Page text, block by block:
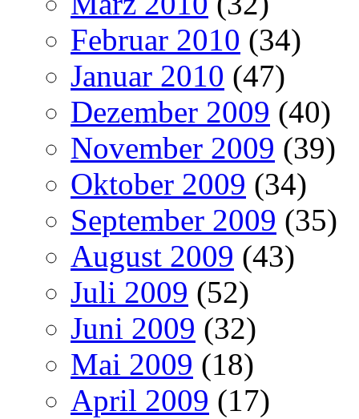
Februar 2010 (34)
Januar 2010 (47)
Dezember 2009 (40)
November 2009 (39)
Oktober 2009 (34)
September 2009 (35)
August 2009 (43)
Juli 2009 (52)
Juni 2009 (32)
Mai 2009 (18)
April 2009 (17)